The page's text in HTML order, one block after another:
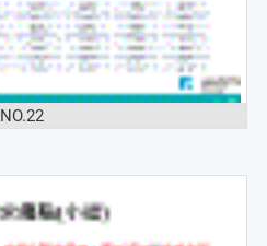
NO.22